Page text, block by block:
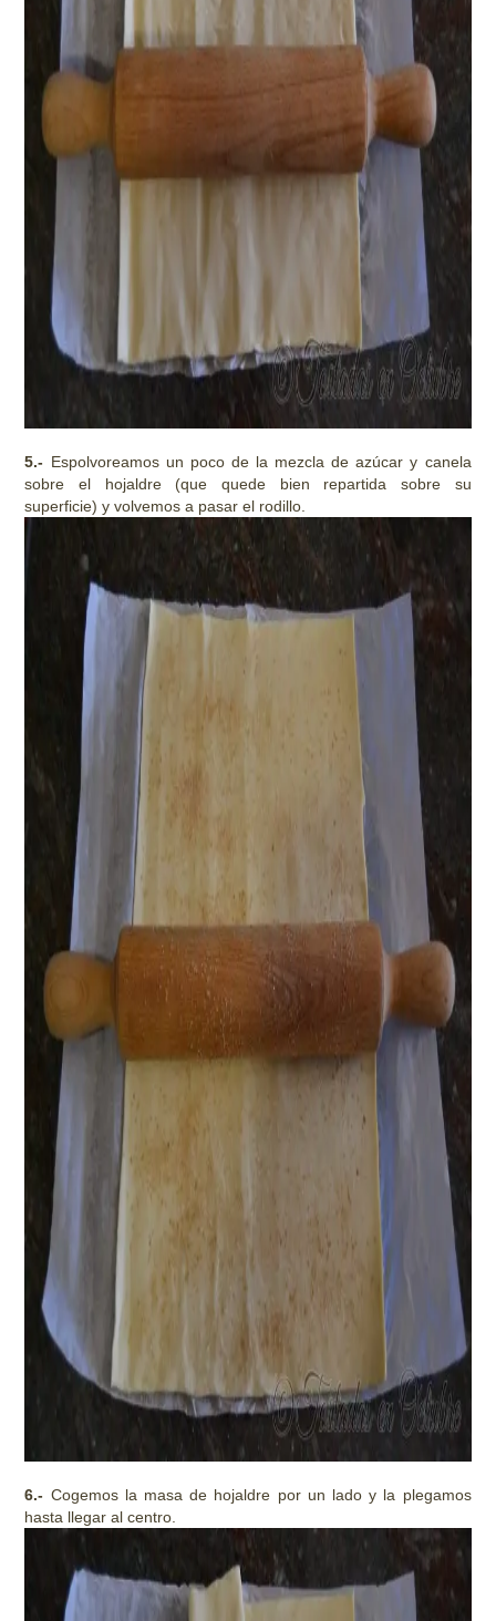
5.- Espolvoreamos un poco de la mezcla de azúcar y canela
sobre el hojaldre (que quede bien repartida sobre su
superficie) y volvemos a pasar el rodillo.
6.- Cogemos la masa de hojaldre por un lado y la plegamos
hasta llegar al centro.